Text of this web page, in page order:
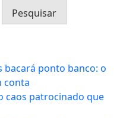
Pesquisar
bacará ponto banco: o
conta
caos patrocinado que